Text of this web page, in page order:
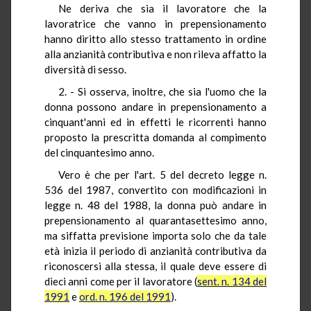
Ne deriva che sia il lavoratore che la
lavoratrice che vanno in prepensionamento
hanno diritto allo stesso trattamento in ordine
alla anzianità contributiva e non rileva affatto la
diversità di sesso.
2. - Si osserva, inoltre, che sia l'uomo che la
donna possono andare in prepensionamento a
cinquant'anni ed in effetti le ricorrenti hanno
proposto la prescritta domanda al compimento
del cinquantesimo anno.
Vero è che per l'art. 5 del decreto legge n.
536 del 1987, convertito con modificazioni in
legge n. 48 del 1988, la donna può andare in
prepensionamento al quarantasettesimo anno,
ma siffatta previsione importa solo che da tale
età inizia il periodo di anzianità contributiva da
riconoscersi alla stessa, il quale deve essere di
dieci anni come per il lavoratore (sent. n. 134 del
1991 eord. n. 196 del 1991).